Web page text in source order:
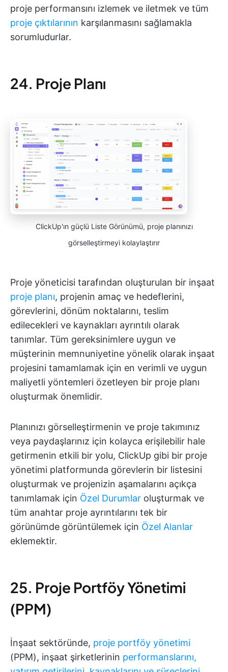
proje performansını izlemek ve iletmek ve tüm
proje çıktılarının karşılanmasını sağlamakla
sorumludurlar.
24. Proje Planı
ClickUp'ın güçlü Liste Görünümü, proje planınızı
görselleştirmeyi kolaylaştırır
Proje yöneticisi tarafından oluşturulan bir inşaat
proje planı, projenin amaç ve hedeflerini,
görevlerini, dönüm noktalarını, teslim
edilecekleri ve kaynakları ayrıntılı olarak
tanımlar. Tüm gereksinimlere uygun ve
müşterinin memnuniyetine yönelik olarak inşaat
projesini tamamlamak için en verimli ve uygun
maliyetli yöntemleri özetleyen bir proje planı
oluşturmak önemlidir.
Planınızı görselleştirmenin ve proje takımınız
veya paydaşlarınız için kolayca erişilebilir hale
getirmenin etkili bir yolu, ClickUp gibi bir proje
yönetimi platformunda görevlerin bir listesini
oluşturmak ve projenizin aşamalarını açıkça
tanımlamak için Özel Durumlar oluşturmak ve
tüm anahtar proje ayrıntılarını tek bir
görünümde görüntülemek için Özel Alanlar
eklemektir.
25. Proje Portföy Yönetimi
(PPM)
İnşaat sektöründe, proje portföy yönetimi
(PPM), inşaat şirketlerinin performanslarını,